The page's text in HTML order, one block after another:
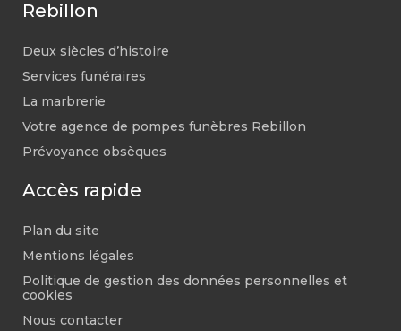
Rebillon
Deux siècles d’histoire
Services funéraires
La marbrerie
Votre agence de pompes funèbres Rebillon
Prévoyance obsèques
Accès rapide
Plan du site
Mentions légales
Politique de gestion des données personnelles et
cookies
Nous contacter